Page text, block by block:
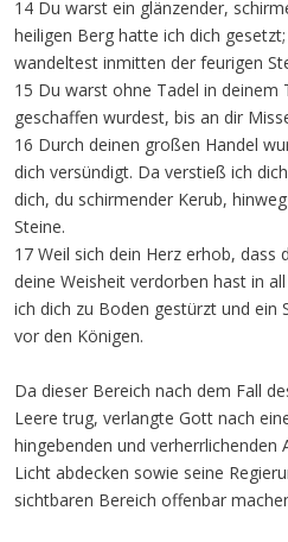
14 Du warst ein glänzender,
heiligen Berg hatte ich dich
wandeltest inmitten der feurigen
15 Du warst ohne Tadel in deinem
geschaffen wurdest, bis an dir
16 Durch deinen großen Handel
dich versündigt. Da verstieß ich
dich, du schirmender Kerub,
Steine.
17 Weil sich dein Herz erhob, dass
deine Weisheit verdorben hast in
ich dich zu Boden gestürzt und ein
vor den Königen.
Da dieser Bereich nach dem Fall
Leere trug, verlangte Gott nach
hingebenden und verherrlichenden
Licht abdecken sowie seine
sichtbaren Bereich offenbar